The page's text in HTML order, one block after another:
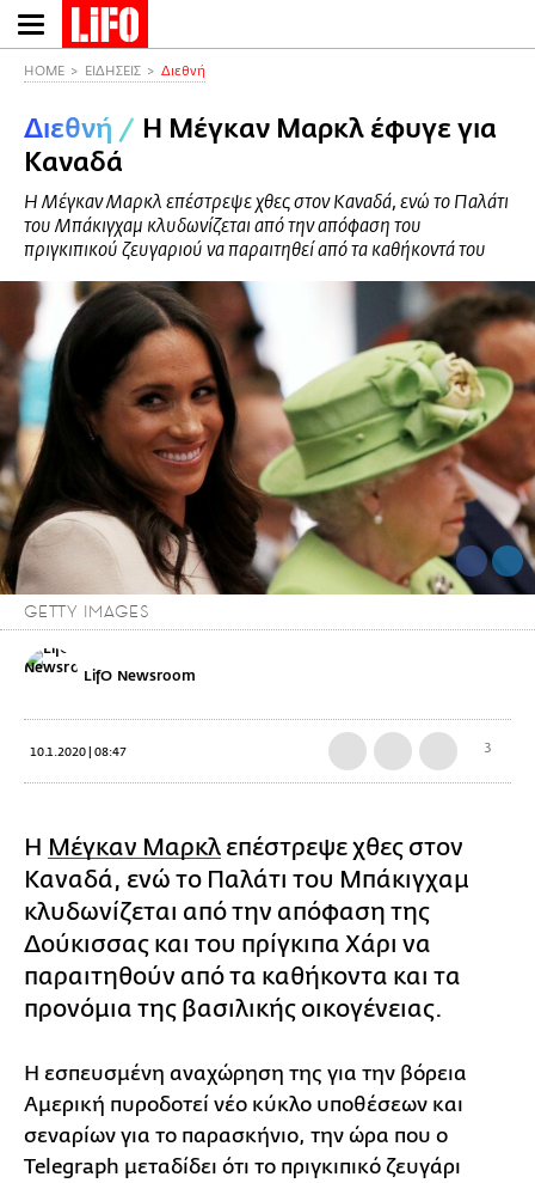
Παράκαμψη
προς
περιεχόμενο
HOME ΕΙΔΗΣΕΙΣ Διεθνή
Διεθνή / Η Μέγκαν Μαρκλ έφυγε για
Καναδά
Η Μέγκαν Μαρκλ επέστρεψε χθες στον Καναδά, ενώ το Παλάτι
του Μπάκιγχαμ κλυδωνίζεται από την απόφαση του
πριγκιπικού ζευγαριού να παραιτηθεί από τα καθήκοντά του
GETTY IMAGES
LifO Newsroom
10.1.2020 | 08:47 3
Η Μέγκαν Μαρκλ επέστρεψε χθες στον
Καναδά, ενώ το Παλάτι του Μπάκιγχαμ
κλυδωνίζεται από την απόφαση της
Δούκισσας και του πρίγκιπα Χάρι να
παραιτηθούν από τα καθήκοντα και τα
προνόμια της βασιλικής οικογένειας.
Η εσπευσμένη αναχώρηση της για την βόρεια
Αμερική πυροδοτεί νέο κύκλο υποθέσεων και
σεναρίων για το παρασκήνιο, την ώρα που ο
Telegraph μεταδίδει ότι το πριγκιπικό ζευγάρι